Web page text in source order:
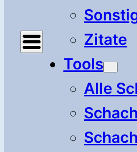
Zitate
Tools
Alle